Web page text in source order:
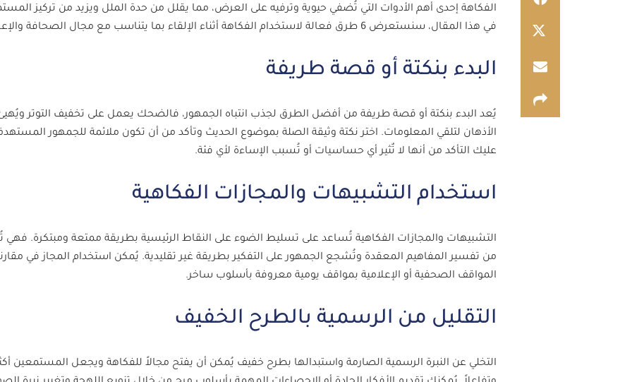
الفكاهة إحدى أهم الأدوات التي تُضفي حيوية وترفيه على العرض، مما يقلل من حدة الملل ويزيد من تركيز
في هذا المقال، سنستعرض 6 طرق فعالة لاستخدام الفكاهة أثناء الإلقاء بما يتناسب مع مجال الصحافة والإعلام.
البدء بنكتة أو قصة طريفة
يُعد البدء بنكتة أو قصة طريفة من أفضل الطرق لجذب انتباه الجمهور، فالضحك يعمل على تخفيف التوتر
الأذهان لتلقي المعلومات. اختر نكتة وثيقة الصلة بموضوع الحديث وتأكد من أن تكون ملائمة للجمهور
عليك التأكد من أنها لا تٌثير أي حساسيات أو تُسبب الإساءة لأي فئة.
استخدام التشبيهات والمجازات الفكاهية
التشبيهات والمجازات الفكاهية تُساعد على تسليط الضوء على النقاط الرئيسية بطريقة ممتعة ومبتكرة.
من تفسير المفاهيم المعقدة وتُشجع الجمهور على التفكير بطريقة غير تقليدية. يُمكن استخدام المجاز في
المواقف الصحفية أو الإعلامية بمواقف يومية معروفة بأسلوب ساخر.
التقليل من الرسمية بالطرح الخفيف
التخلي عن النبرة الرسمية الصارمة واستبدالها بطرح خفيف يُمكن أن يفتح مجالاً للفكاهة ويجعل المستمعين